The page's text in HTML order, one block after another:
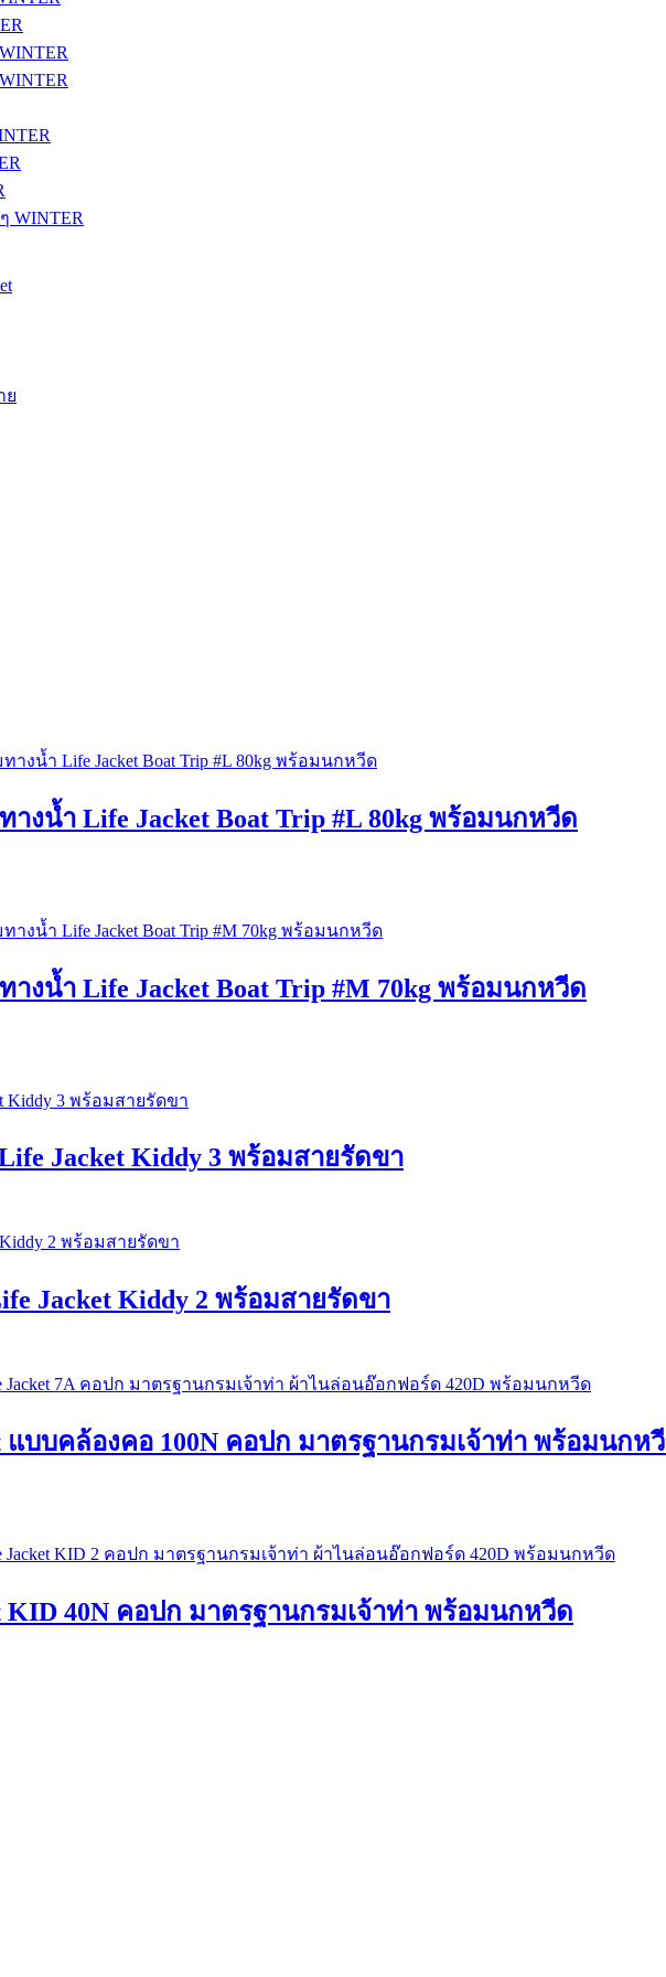
WINTER
ย
งน้ำ Life Jacket Boat Trip #L 80kg พร้อมนกหวีด
งน้ำ Life Jacket Boat Trip #M 70kg พร้อมนกหวีด
Jacket Kiddy 3 พร้อมสายรัดขา
Jacket Kiddy 2 พร้อมสายรัดขา
แบบคล้องคอ 100N คอปก มาตรฐานกรมเจ้าท่า พร้อมนกห
KID 40N คอปก มาตรฐานกรมเจ้าท่า พร้อมนกหวีด